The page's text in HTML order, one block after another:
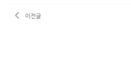
이전글